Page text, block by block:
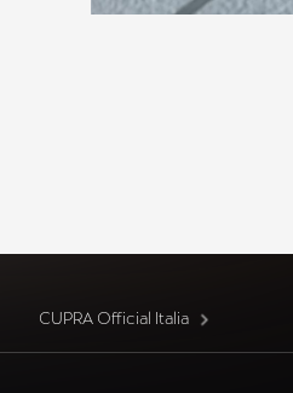
CUPRA Official Italia